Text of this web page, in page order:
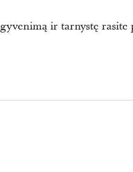
ir tarnystę rasite